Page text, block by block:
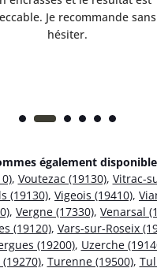
Je recommande sans
hésiter.
également
, Voutezac (19130), Vitrac-
(19130), Vigeois (19410),
, Vergne (17330), Venarsal
(19120), Vars-sur-Roseix
(19200), Uzerche
(19270), Turenne (19500),